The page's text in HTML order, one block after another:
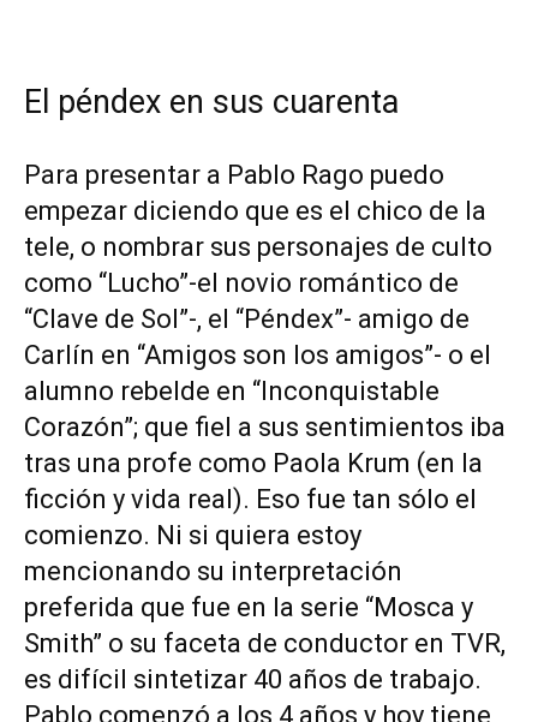
El péndex en sus cuarenta
Para presentar a Pablo Rago puedo
empezar diciendo que es el chico de la
tele, o nombrar sus personajes de culto
como “Lucho”-el novio romántico de
“Clave de Sol”-, el “Péndex”- amigo de
Carlín en “Amigos son los amigos”- o el
alumno rebelde en “Inconquistable
Corazón”; que fiel a sus sentimientos iba
tras una profe como Paola Krum (en la
ficción y vida real). Eso fue tan sólo el
comienzo. Ni si quiera estoy
mencionando su interpretación
preferida que fue en la serie “Mosca y
Smith” o su faceta de conductor en TVR,
es difícil sintetizar 40 años de trabajo.
Pablo comenzó a los 4 años y hoy tiene